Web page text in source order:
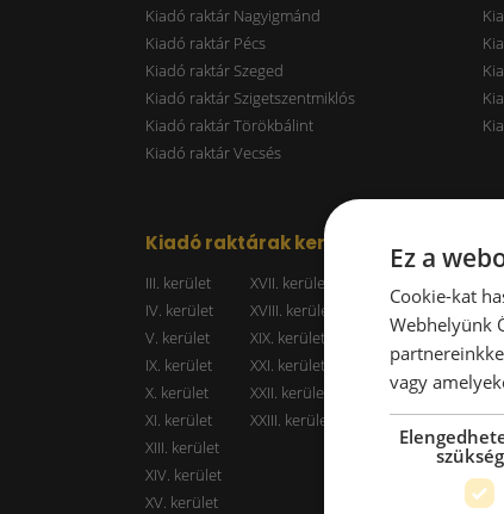
Kiadó raktár Nagyigmánd
Kiadó raktár Pécs
Kiadó raktár Szeged
Kiadó raktár Szigetszentmiklós
Kiadó raktár Törökbálint
Kiadó raktár Vecsés
Kiadó raktárak kerületenként
III. kerület
IV. kerület
V. kerület
IX. kerület
X. kerület
XI. kerület
XIII. kerület
XIV. kerület
XV. kerület
XVII. kerület
XVIII. kerület
XIX. kerület
XXI. kerület
XXII. kerület
XXIII. kerület
Ez a
Cookie-kat
Webhelyünk
vagy